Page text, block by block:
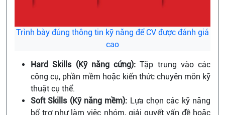
Trình bày đúng thông tin kỹ năng để CV được đánh giá
cao
Hard Skills (Kỹ năng cứng): Tập trung vào các
công cụ, phần mềm hoặc kiến thức chuyên môn kỹ
thuật cụ thể.
Soft Skills (Kỹ năng mềm): Lựa chọn các kỹ năng
bổ trợ như làm việc nhóm, giải quyết vấn đề hoặc